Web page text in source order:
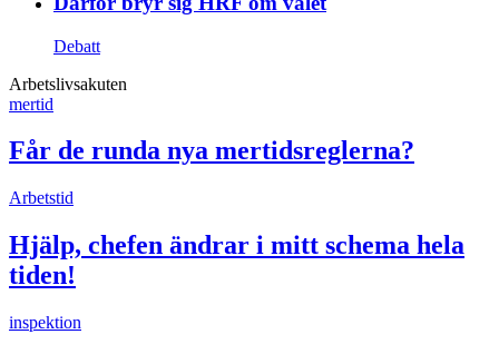
Debatt
Arbetslivsakuten
mertid
Får de runda nya mertidsreglerna?
Arbetstid
Hjälp, chefen ändrar i mitt schema hela
tiden!
inspektion